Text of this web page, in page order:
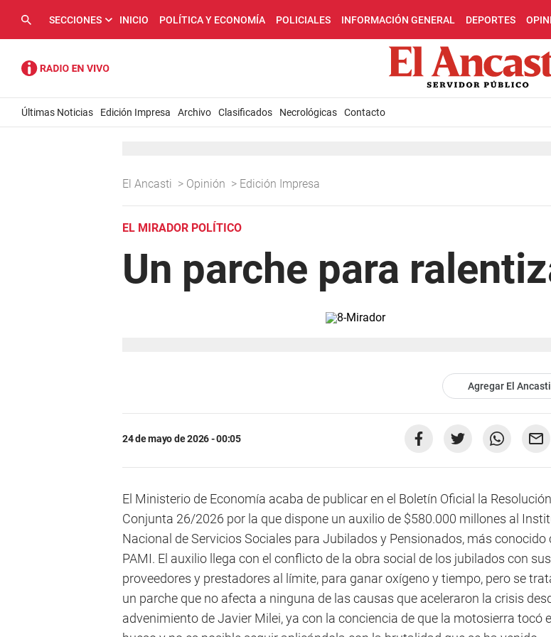
SECCIONES INICIO POLÍTICA Y ECONOMÍA POLICIALES INFORMACIÓN GENERAL DEPORTES
Últimas Noticias Edición Impresa Archivo Clasificados Necrológicas Contacto
El Ancasti > Opinión > Edición Impresa
EL MIRADOR POLÍTICO
Un parche para
Agregar El
24 de mayo de 2026 - 00:05
El Ministerio de Economía acaba de publicar en el Boletín Oficial la Resolución
Conjunta 26/2026 por la que dispone un auxilio de $580.000 millones al
Nacional de Servicios Sociales para Jubilados y Pensionados, más conocido
PAMI. El auxilio llega con el conflicto de la obra social de los jubilados con sus
proveedores y prestadores al límite, para ganar oxígeno y tiempo, pero se
un parche que no afecta a ninguna de las causas que aceleraron la crisis
advenimiento de Javier Milei, ya con la conciencia de que la motosierra tocó